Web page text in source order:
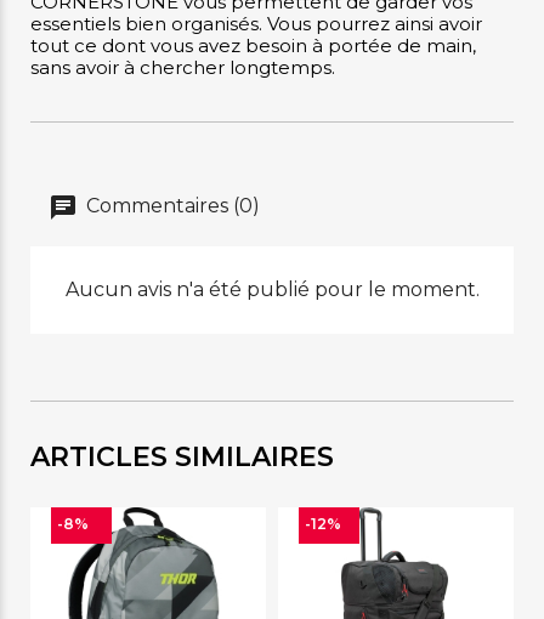
essentiels bien organisés. Vous pourrez ainsi avoir
tout ce dont vous avez besoin à portée de main,
sans avoir à chercher longtemps.
Commentaires (0)
Aucun avis n'a été publié pour le moment.
ARTICLES SIMILAIRES
-8% -12%